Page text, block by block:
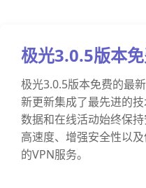
极光3.0.5版本
极光3.0.5版本免费的最
新更新集成了最先进的
数据和在线活动始终保
高速度、增强安全性以
的VPN服务。